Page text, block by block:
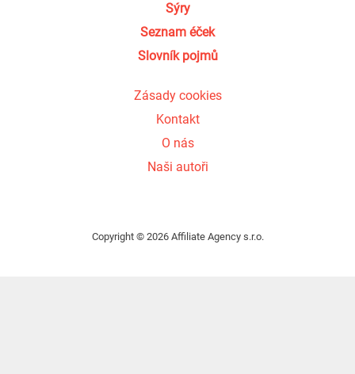
Sýry
Seznam éček
Slovník pojmů
Zásady cookies
Kontakt
O nás
Naši autoři
Copyright © 2026 Affiliate Agency s.r.o.